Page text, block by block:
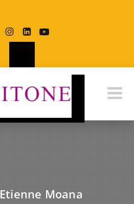
Etienne Moana